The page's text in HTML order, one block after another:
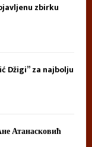
zbirku
Džigi” za najbolju
Атанасковић